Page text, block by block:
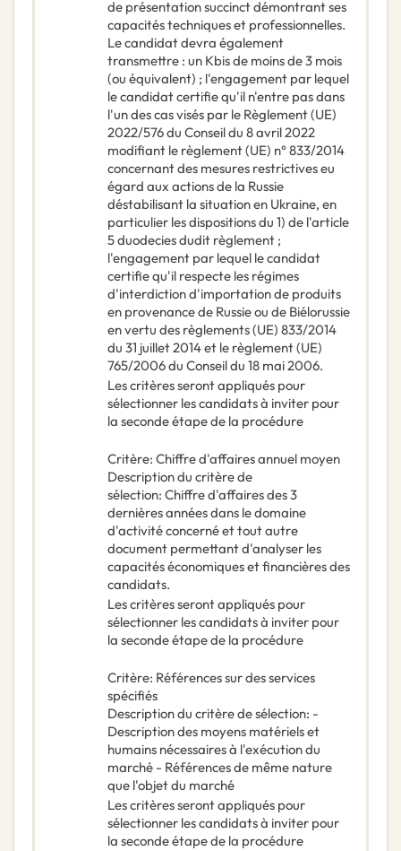
de présentation succinct démontrant ses
capacités techniques et professionnelles.
Le candidat devra également
transmettre : un Kbis de moins de 3 mois
(ou équivalent) ; l'engagement par lequel
le candidat certifie qu'il n'entre pas dans
l'un des cas visés par le Règlement (UE)
2022/576 du Conseil du 8 avril 2022
modifiant le règlement (UE) n° 833/2014
concernant des mesures restrictives eu
égard aux actions de la Russie
déstabilisant la situation en Ukraine, en
particulier les dispositions du 1) de l'article
5 duodecies dudit règlement ;
l'engagement par lequel le candidat
certifie qu'il respecte les régimes
d'interdiction d'importation de produits
en provenance de Russie ou de Biélorussie
en vertu des règlements (UE) 833/2014
du 31 juillet 2014 et le règlement (UE)
765/2006 du Conseil du 18 mai 2006.
Les critères seront appliqués pour
sélectionner les candidats à inviter pour
la seconde étape de la procédure
Critère: Chiffre d'affaires annuel moyen
Description du critère de
sélection: Chiffre d'affaires des 3
dernières années dans le domaine
d'activité concerné et tout autre
document permettant d'analyser les
capacités économiques et financières des
candidats.
Les critères seront appliqués pour
sélectionner les candidats à inviter pour
la seconde étape de la procédure
Critère: Références sur des services
spécifiés
Description du critère de sélection: -
Description des moyens matériels et
humains nécessaires à l'exécution du
marché - Références de même nature
que l'objet du marché
Les critères seront appliqués pour
sélectionner les candidats à inviter pour
la seconde étape de la procédure